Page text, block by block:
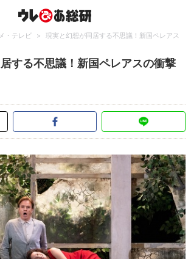
・テレビ >
現実と幻想が同居する不思議！新国ペレアス
する不思議！新国ペレアスの衝撃